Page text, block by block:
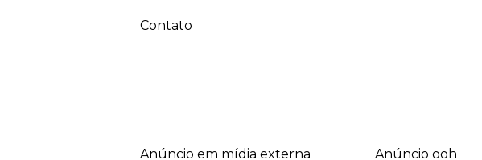
Contato
anúncio em mídia externa anúncio ooh